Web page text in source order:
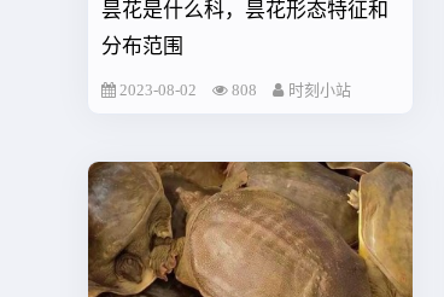
昙花是什么科，昙花形态特征和
分布范围
2023-08-02 808 时刻小站